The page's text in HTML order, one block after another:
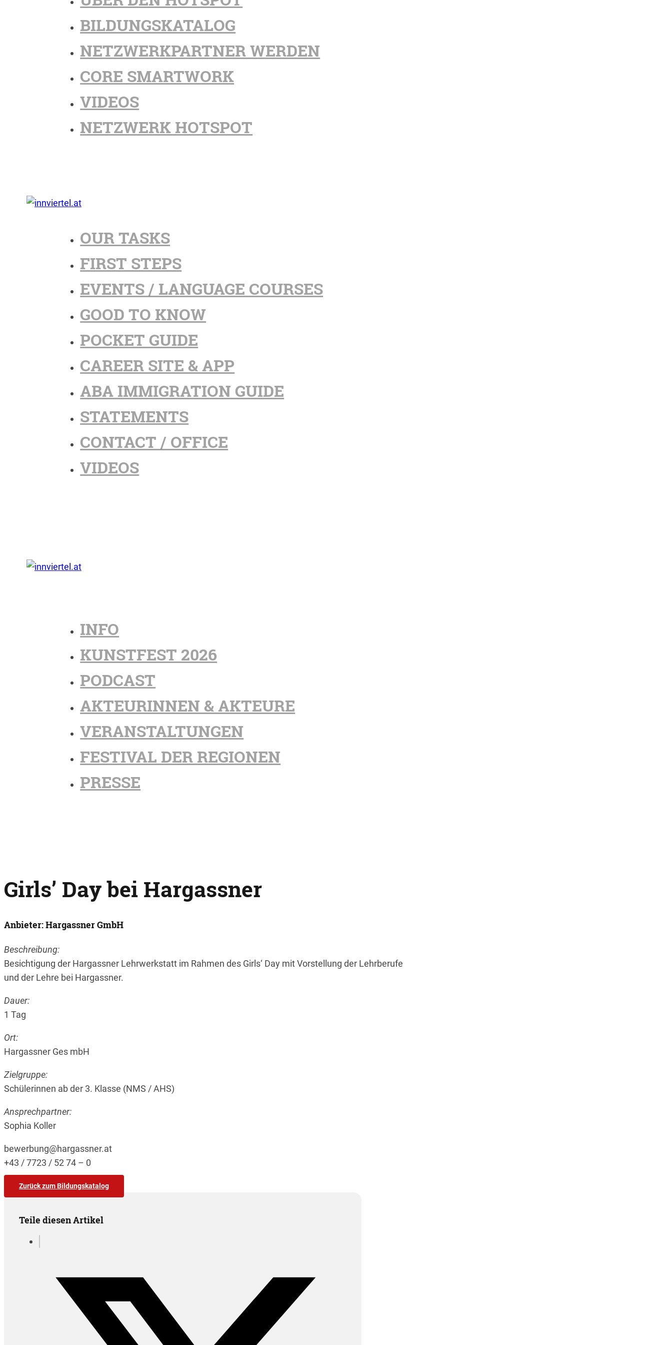
BILDUNGSKATALOG
NETZWERKPARTNER WERDEN
CORE SMARTWORK
VIDEOS
NETZWERK HOTSPOT
OUR TASKS
FIRST STEPS
EVENTS / LANGUAGE COURSES
GOOD TO KNOW
POCKET GUIDE
CAREER SITE & APP
ABA IMMIGRATION GUIDE
STATEMENTS
CONTACT / OFFICE
VIDEOS
INFO
KUNSTFEST 2026
PODCAST
AKTEURINNEN & AKTEURE
VERANSTALTUNGEN
FESTIVAL DER REGIONEN
PRESSE
Girls’ Day bei Hargassner
Anbieter: Hargassner GmbH
Beschreibung:
Besichtigung der Hargassner Lehrwerkstatt im Rahmen des Girls‘ Day mit Vorstellung der Lehrberufe
und der Lehre bei Hargassner.
Dauer:
1 Tag
Ort:
Hargassner Ges mbH
Zielgruppe:
Schülerinnen ab der 3. Klasse (NMS / AHS)
Ansprechpartner:
Sophia Koller
bewerbung@hargassner.at
+43 / 7723 / 52 74 – 0
Zurück zum Bildungskatalog
Teile diesen Artikel